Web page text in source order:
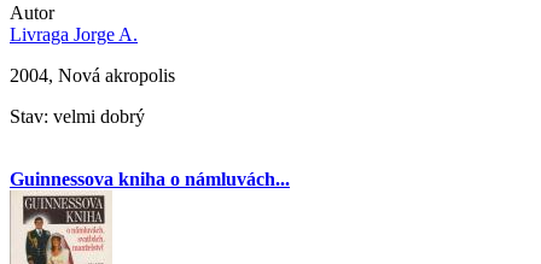
Autor
Livraga Jorge A.
2004, Nová akropolis
Stav: velmi dobrý
Guinnessova kniha o námluvách...